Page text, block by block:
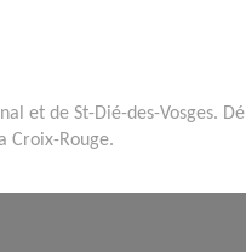
et de St-Dié-des-Vosges.
Croix-Rouge.